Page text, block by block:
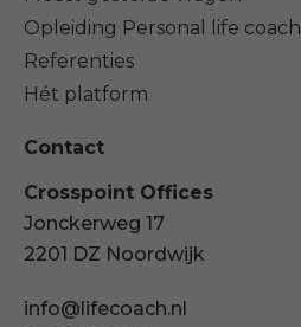
Opleiding Personal life coach
Referenties
Hét platform
Contact
Crosspoint Offices
Jonckerweg 17
2201 DZ Noordwijk
info@lifecoach.nl